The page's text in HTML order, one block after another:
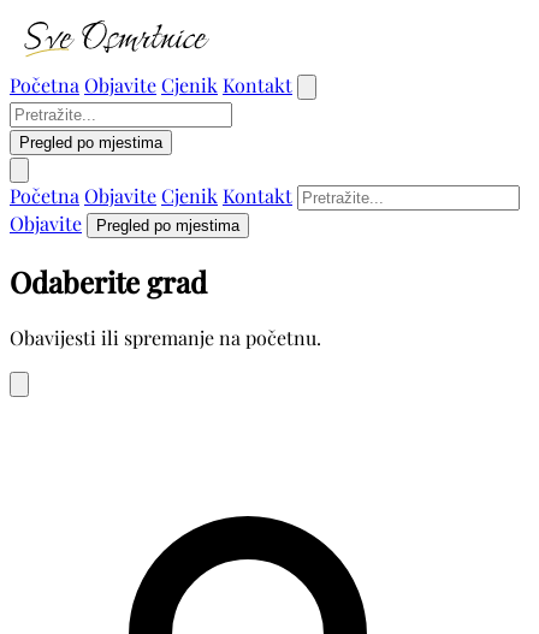
Početna ObjaviteCjenik Kontakt
Pregled po mjestima
Početna ObjaviteCjenik Kontakt
Objavite
Pregled po mjestima
Odaberite grad
Obavijesti ili spremanje na početnu.